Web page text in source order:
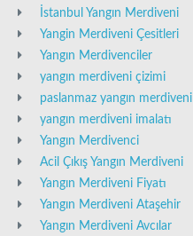
İstanbul Yangın Merdiveni
Yangin Merdiveni Çesitleri
Yangın Merdivenciler
yangın merdiveni çizimi
paslanmaz yangın merdiveni
yangın merdiveni imalatı
Yangın Merdivenci
Acil Çıkış Yangın Merdiveni
Yangın Merdiveni Fiyatı
Yangın Merdiveni Ataşehir
Yangın Merdiveni Avcılar